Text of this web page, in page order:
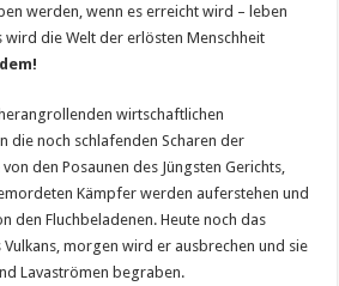
werden, wenn es erreicht wird – leben
die Welt der erlösten Menschheit
wirtschaftlichen
die noch schlafenden Scharen der
den Posaunen des Jüngsten Gerichts,
Kämpfer werden auferstehen und
den Fluchbeladenen. Heute noch das
morgen wird er ausbrechen und sie
Lavaströmen begraben.